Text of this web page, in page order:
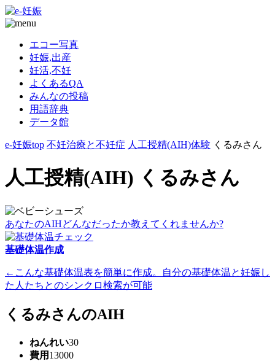
エコー写真
妊娠,出産
妊活,不妊
よくあるQA
みんなの投稿
用語辞典
データ館
e-妊娠top 不妊治療と不妊症 人工授精(AIH)体験 くるみさん
人工授精(AIH) くるみさん
あなたのAIHどんなだったか教えてくれませんか?
基礎体温作成
←こんな基礎体温表を簡単に作成。自分の基礎体温と妊娠し
た人たちとのシンクロ検索が可能
くるみさんのAIH
ねんれい30
費用 13000